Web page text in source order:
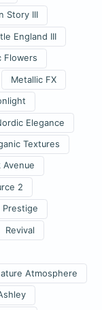
Story III
England III
Flowers
Metallic FX
Elegance
Textures
Avenue
2
Prestige
Revival
Atmosphere